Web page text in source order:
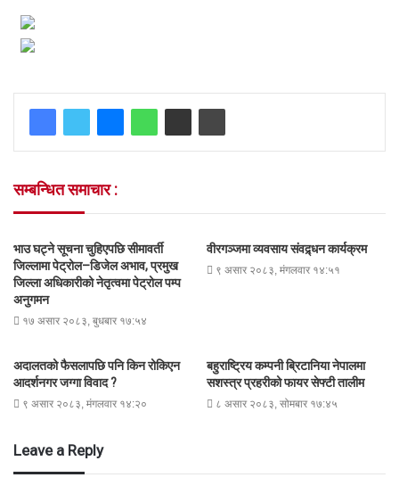
सम्बन्धित समाचार :
भाउ घट्ने सूचना चुहिएपछि सीमावर्ती
जिल्लामा पेट्रोल–डिजेल अभाव, प्रमुख
जिल्ला अधिकारीको नेतृत्वमा पेट्रोल पम्प
अनुगमन
१७ असार २०८३, बुधबार १७:५४
वीरगञ्जमा व्यवसाय संवद्र्धन कार्यक्रम
९ असार २०८३, मंगलवार १४:५१
अदालतको फैसलापछि पनि किन रोकिएन
आदर्शनगर जग्गा विवाद ?
९ असार २०८३, मंगलवार १४:२०
बहुराष्ट्रिय कम्पनी ब्रिटानिया नेपालमा
सशस्त्र प्रहरीको फायर सेफ्टी तालीम
८ असार २०८३, सोमबार १७:४५
Leave a Reply